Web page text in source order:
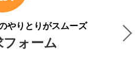
やりとりがスムーズ
ォーム